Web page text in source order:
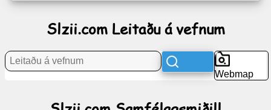
Fréttir
Slzii.com Leitaðu á vefnum
Webmap